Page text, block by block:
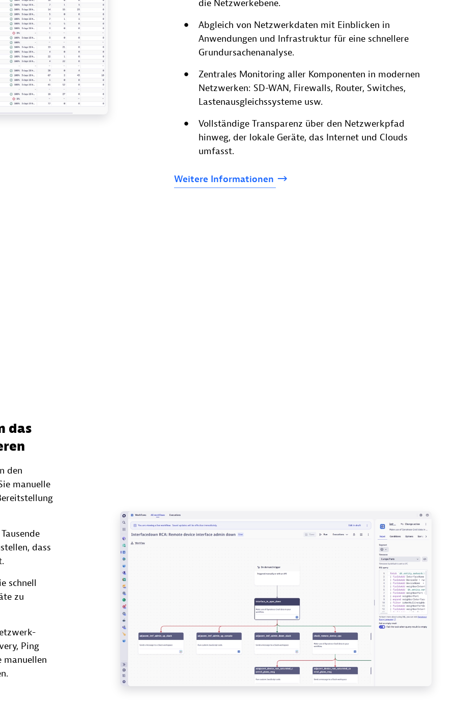
die Netzwerkebene.
Abgleich von Netzwerkdaten mit Einblicken in
Anwendungen und Infrastruktur für eine schnellere
Grundursachenanalyse.
Zentrales Monitoring aller Komponenten in modernen
Netzwerken: SD-WAN, Firewalls, Router, Switches,
Lastenausgleichssysteme usw.
Vollständige Transparenz über den Netzwerkpfad
hinweg, der lokale Geräte, das Internet und Clouds
umfasst.
Weitere Informationen
das
den
manuelle
dass
schnell
zu
Ping
manuellen